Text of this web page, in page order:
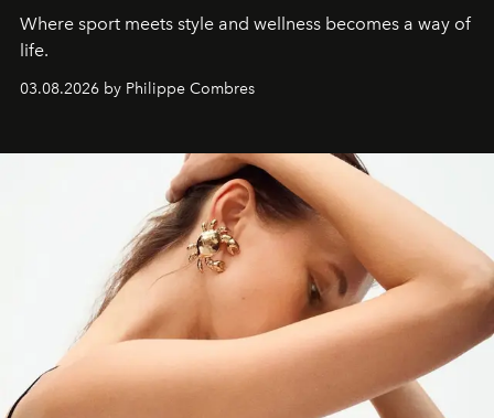
Where sport meets style and wellness becomes a way of
life.
03.08.2026 by Philippe Combres